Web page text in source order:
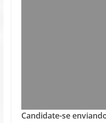
Candidate-se